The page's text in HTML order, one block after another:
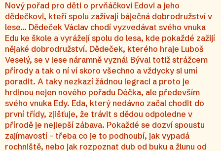
Nový pořad pro děti o prvňáčkovi Edovi a jeho
dědečkovi, kteří spolu zažívají báječná dobrodružství v
lese… Dědeček Václav chodí vyzvedávat svého vnuka
Edu ke škole a vyrážejí spolu do lesa, kde pokaždé zažijí
nějaké dobrodružství. Dědeček, kterého hraje Luboš
Veselý, se v lese náramně vyzná! Býval totiž strážcem
přírody a tak o ní ví skoro všechno a vždycky si umí
poradit. A taky nezkazí žádnou legraci a proto je
hrdinou nejen nového pořadu Déčka, ale především
svého vnuka Edy. Eda, který nedávno začal chodit do
první třídy, zjišťuje, že trávit s dědou odpoledne v
přírodě je nejlepší zábava. Pokaždé se dozví spoustu
zajímavostí – třeba co je to podhoubí, jak vypadá
rochniště, nebo jak rozpoznat dub od buku a žlunu od